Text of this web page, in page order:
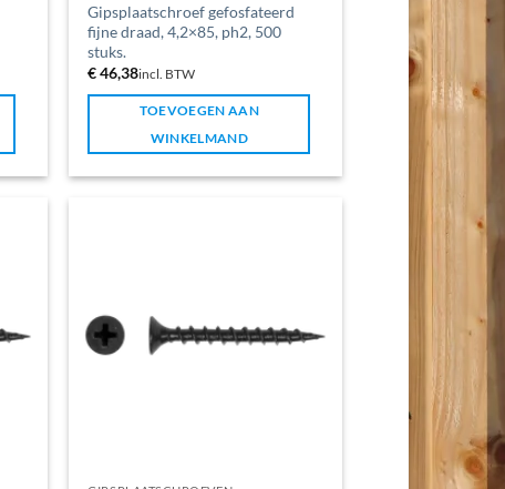
Gipsplaatschroef gefosfateerd
fijne draad, 4,2×85, ph2, 500
stuks.
€46,38incl. BTW
TOEVOEGEN AAN
WINKELMAND